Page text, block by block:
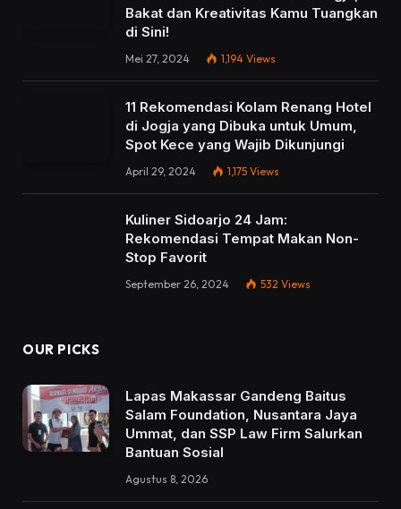
Bakat dan Kreativitas Kamu Tuangkan
di Sini!
Mei 27, 2024 1,194 Views
11 Rekomendasi Kolam Renang Hotel
di Jogja yang Dibuka untuk Umum,
Spot Kece yang Wajib Dikunjungi
April 29, 2024 1,175 Views
Kuliner Sidoarjo 24 Jam:
Rekomendasi Tempat Makan Non-
Stop Favorit
September 26, 2024 532 Views
OUR PICKS
Lapas Makassar Gandeng Baitus
Salam Foundation, Nusantara Jaya
Ummat, dan SSP Law Firm Salurkan
Bantuan Sosial
Agustus 8, 2026